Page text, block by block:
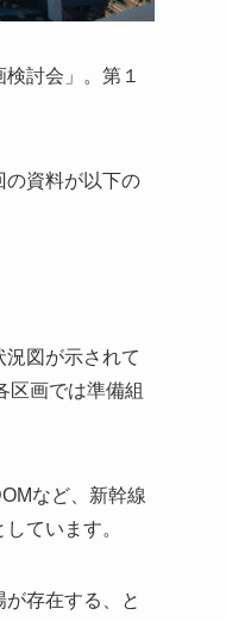
討会」。第１
の資料が以下の
図が示されて
区画では準備組
など、新幹線
ています。
存在する、と